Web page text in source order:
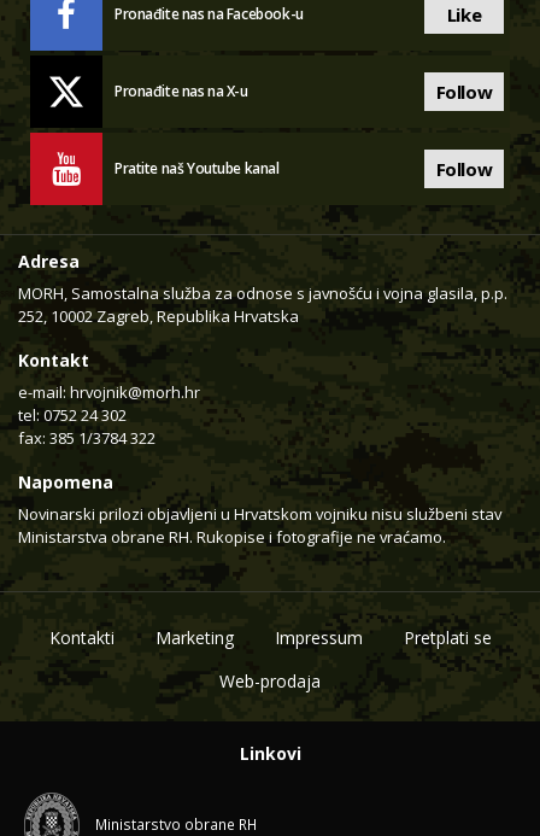
Pronađite nas na Facebook-u Like
Pronađite nas na X-u Follow
Pratite naš Youtube kanal Follow
Adresa
MORH, Samostalna služba za odnose s javnošću i vojna glasila, p.p.
252, 10002 Zagreb, Republika Hrvatska
Kontakt
e-mail: hrvojnik@morh.hr
tel: 0752 24 302
fax: 385 1/3784 322
Napomena
Novinarski prilozi objavljeni u Hrvatskom vojniku nisu službeni stav
Ministarstva obrane RH. Rukopise i fotografije ne vraćamo.
Kontakti Marketing Impressum
Pretplati se
Web-prodaja
Linkovi
Ministarstvo obrane RH